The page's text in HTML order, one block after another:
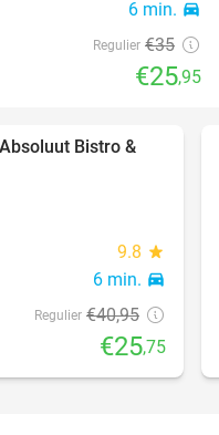
6 min. directions_car
Regulier €35
€25,95
37%
Bistro &
9.8 star
6 min. directions_car
Regulier €40,95
€25,75